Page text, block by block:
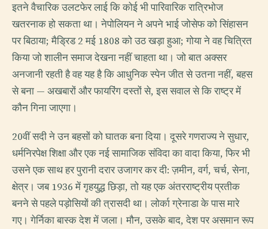
इतने वैचारिक उलटफेर लाई कि कोई भी पारिवारिक रात्रिभोज
खतरनाक हो सकता था। नेपोलियन ने अपने भाई जोसेफ को सिंहासन
पर बिठाया; मैड्रिड 2 मई 1808 को उठ खड़ा हुआ; गोया ने वह चित्रित
किया जो शालीन समाज देखना नहीं चाहता था। जो बात अक्सर
अनजानी रहती है वह यह है कि आधुनिक स्पेन जीत से उतना नहीं, बहस
से बना — अखबारों और फायरिंग दस्तों से, इस सवाल से कि राष्ट्र में
कौन गिना जाएगा।
20वीं सदी ने उन बहसों को घातक बना दिया। दूसरे गणराज्य ने सुधार,
धर्मनिरपेक्ष शिक्षा और एक नई सामाजिक संविदा का वादा किया, फिर भी
उसने एक साथ हर पुरानी दरार उजागर कर दी: ज़मीन, वर्ग, चर्च, सेना,
क्षेत्र। जब 1936 में गृहयुद्ध छिड़ा, तो यह एक अंतरराष्ट्रीय प्रतीक
बनने से पहले पड़ोसियों की त्रासदी था। लोर्का ग्रेनाडा के पास मारे
गए। गेर्निका बास्क देश में जला। मौन, उसके बाद, देश पर असमान रूप